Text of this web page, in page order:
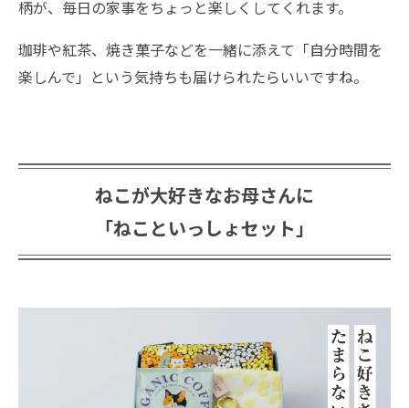
柄が、毎日の家事をちょっと楽しくしてくれます。
珈琲や紅茶、焼き菓子などを一緒に添えて「自分時間を
楽しんで」という気持ちも届けられたらいいですね。
ねこが大好きなお母さんに
「ねこといっしょセット」